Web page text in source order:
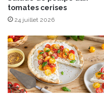
n
t
“
M
i
s
s
i
tomates cerises
24 juillet 2026